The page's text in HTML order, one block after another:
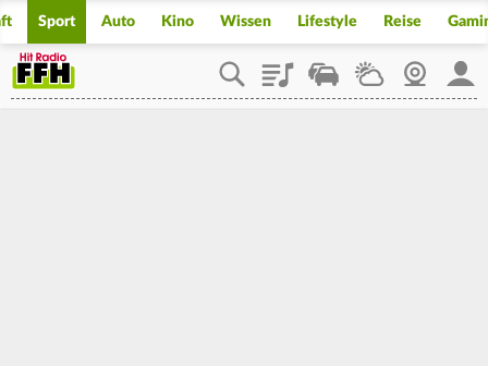
Sport Auto Kino Wissen Lifestyle Reise
PlaylistStaupilotWetterWebcam